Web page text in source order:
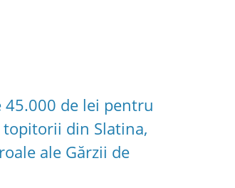
45.000 de lei pentru
din Slatina,
ale Gărzii de